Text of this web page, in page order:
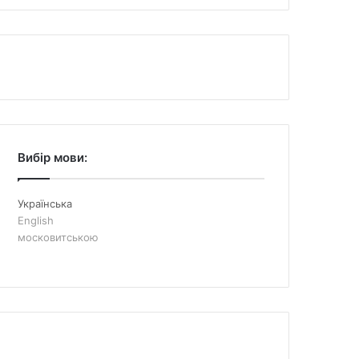
Вибір мови:
Українська
English
московитською